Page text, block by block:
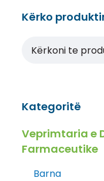
Kërko
Kategoritë
Veprimtaria e
Farmaceutike
Barna